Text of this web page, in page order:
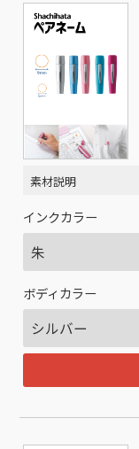
素材説明
インクカラー
ボディカラー